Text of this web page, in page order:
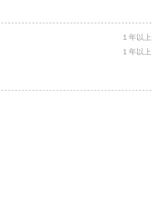
１年以上
１年以上